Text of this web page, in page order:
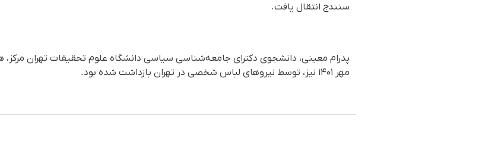
سنندج انتقال یافت.
مهر ۱۴۰۱ نیز، توسط نیروهای لباس شخصی در تهران بازداشت شده بود.